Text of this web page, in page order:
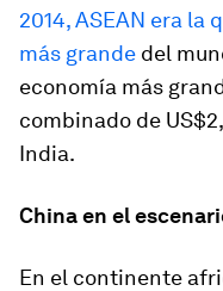
2014, ASEAN era
más grande del
economía más
combinado de
India.
China en el
En el continente